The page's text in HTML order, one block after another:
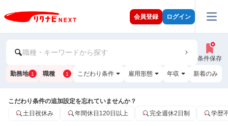
会員登録 ログイン
職種・キーワードから探す
条件保存
勤務地 1 職種 1 こだわり条件 雇用形態 年収 新着のみ
こだわり条件の追加設定を忘れていませんか？
土日祝休み
年間休日120日以上 完全週休2日制 学歴